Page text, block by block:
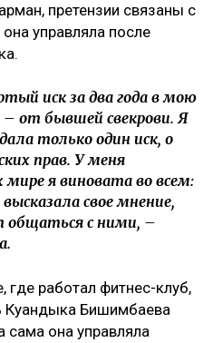
претензии связаны с
управляла после
иск за два года в мою
– от бывшей свекрови. Я
только один иск, о
прав. У меня
я виновата во всем:
свое мнение,
с ними, –
работал фитнес-клуб,
Куандыка Бишимбаева
сама она управляла